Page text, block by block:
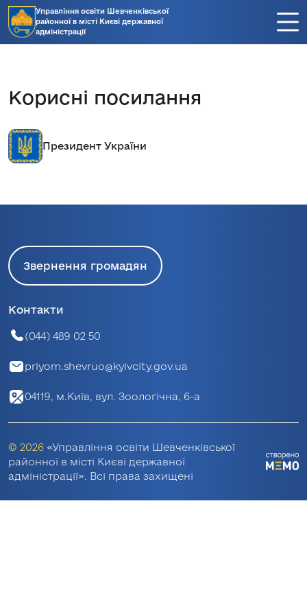
Управління освіти Шевченківської
районної в місті Києві державної
адміністрації
Корисні посилання
Президент України
Звернення громадян
Контакти
(044) 489 02 50
priyom.shevruo@kyivcity.gov.ua
04119, м.Київ, вул. Зоологічна, 6-а
© 2026 «Управління освіти Шевченківської
районної в місті Києві державної
адміністрації». Всі права захищені